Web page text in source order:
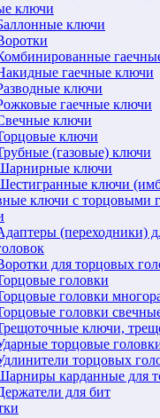
ключи
ключи
гаечные ключи
ключи
гаечные ключи
ключи
ключи
(газовые) ключи
ключи
ключи
ключи с торцовыми
(переходники)
для торцовых
головки
головки
головки
ключи,
торцовые
торцовых
карданные для
для бит